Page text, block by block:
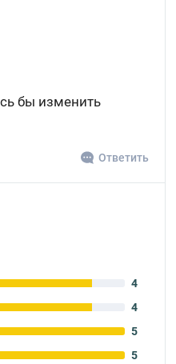
бы изменить
Ответить
4
4
5
5